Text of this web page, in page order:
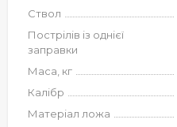
Ствол
Пострілів із однієї
заправки
Маса, кг
Калібр
Матеріал ложа